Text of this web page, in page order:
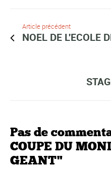
Article précédent
NOEL DE L'ECOLE
Pas de
COUPE DU
GEANT"